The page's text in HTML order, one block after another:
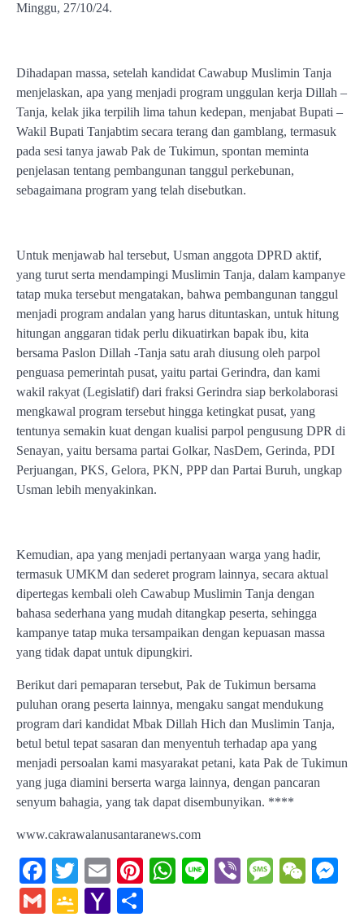
Minggu, 27/10/24.
Dihadapan massa, setelah kandidat Cawabup Muslimin Tanja
menjelaskan, apa yang menjadi program unggulan kerja Dillah –
Tanja, kelak jika terpilih lima tahun kedepan, menjabat Bupati –
Wakil Bupati Tanjabtim secara terang dan gamblang, termasuk
pada sesi tanya jawab Pak de Tukimun, spontan meminta
penjelasan tentang pembangunan tanggul perkebunan,
sebagaimana program yang telah disebutkan.
Untuk menjawab hal tersebut, Usman anggota DPRD aktif,
yang turut serta mendampingi Muslimin Tanja, dalam kampanye
tatap muka tersebut mengatakan, bahwa pembangunan tanggul
menjadi program andalan yang harus dituntaskan, untuk hitung
hitungan anggaran tidak perlu dikuatirkan bapak ibu, kita
bersama Paslon Dillah -Tanja satu arah diusung oleh parpol
penguasa pemerintah pusat, yaitu partai Gerindra, dan kami
wakil rakyat (Legislatif) dari fraksi Gerindra siap berkolaborasi
mengkawal program tersebut hingga ketingkat pusat, yang
tentunya semakin kuat dengan kualisi parpol pengusung DPR di
Senayan, yaitu bersama partai Golkar, NasDem, Gerinda, PDI
Perjuangan, PKS, Gelora, PKN, PPP dan Partai Buruh, ungkap
Usman lebih menyakinkan.
Kemudian, apa yang menjadi pertanyaan warga yang hadir,
termasuk UMKM dan sederet program lainnya, secara aktual
dipertegas kembali oleh Cawabup Muslimin Tanja dengan
bahasa sederhana yang mudah ditangkap peserta, sehingga
kampanye tatap muka tersampaikan dengan kepuasan massa
yang tidak dapat untuk dipungkiri.
Berikut dari pemaparan tersebut, Pak de Tukimun bersama
puluhan orang peserta lainnya, mengaku sangat mendukung
program dari kandidat Mbak Dillah Hich dan Muslimin Tanja,
betul betul tepat sasaran dan menyentuh terhadap apa yang
menjadi persoalan kami masyarakat petani, kata Pak de Tukimun
yang juga diamini berserta warga lainnya, dengan pancaran
senyum bahagia, yang tak dapat disembunyikan. ****
www.cakrawalanusantaranews.com
Facebook
TwitterEmailPinterest
WhatsApp
LineViberMessage
GmailGoogleYahoo